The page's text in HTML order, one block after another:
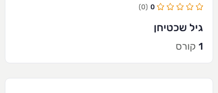
0
(0)
גיל שכטיחן
1 קורס